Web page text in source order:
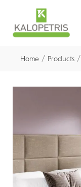
Home / Products /